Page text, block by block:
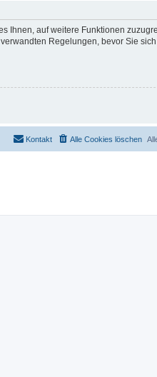
Ihnen, auf weitere Funktionen
Regelungen, bevor Sie
Alle Cookies löschen
Kontakt